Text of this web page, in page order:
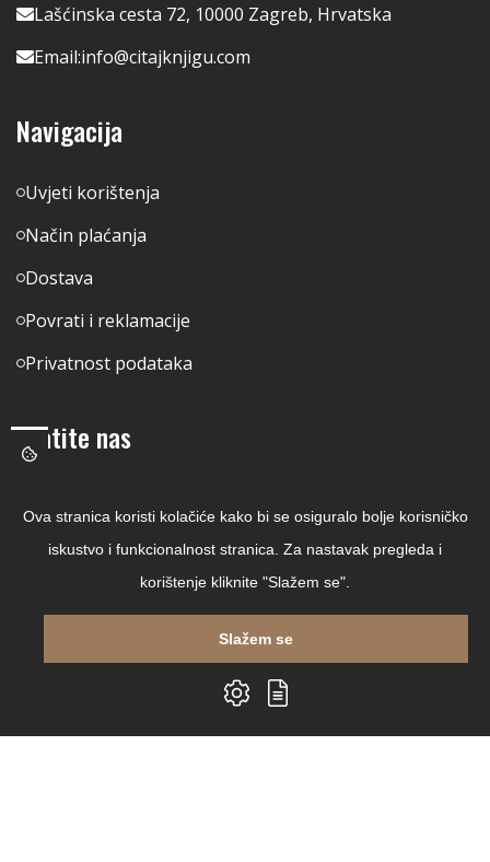
Lašćinska cesta 72, 10000 Zagreb, Hrvatska
Email:info@citajknjigu.com
Navigacija
Uvjeti korištenja
Način plaćanja
Dostava
Povrati i reklamacije
Privatnost podataka
Pratite nas
Linkedin
Ova stranica koristi kolačiće kako bi se osiguralo bolje korisničko
iskustvo i funkcionalnost stranica. Za nastavak pregleda i
korištenje kliknite "Slažem se".
Slažem se